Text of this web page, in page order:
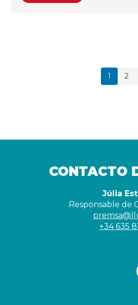
1 2
CONTACTO
Júlia
Responsable de
+34 635